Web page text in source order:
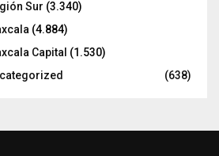
Sur (3.340)
(4.884)
Capital (1.530)
(638)